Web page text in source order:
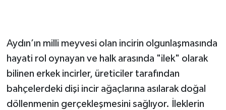
Aydın’ın milli meyvesi olan incirin olgunlaşmasında
hayati rol oynayan ve halk arasında "ilek" olarak
bilinen erkek incirler, üreticiler tarafından
bahçelerdeki dişi incir ağaçlarına asılarak doğal
döllenmenin gerçekleşmesini sağlıyor. İleklerin